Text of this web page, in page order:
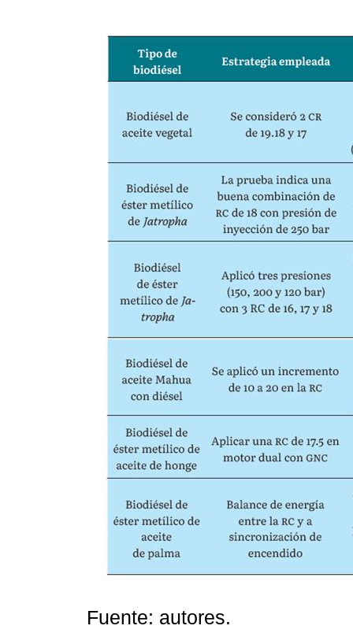
Fuente: autores.